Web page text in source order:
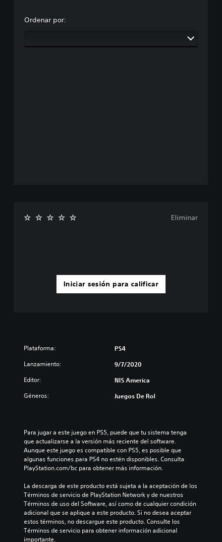
Ordenar por:
Iniciar sesión para calificar
Eliminar
Plataforma: PS4
Lanzamiento: 9/7/2020
Editor: NIS America
Géneros: Juegos De Rol
Para jugar a este juego en PS5, puede que tu sistema tenga
que actualizarse a la versión más reciente del software.
Aunque este juego es compatible con PS5, es posible que
algunas funciones para PS4 no estén disponibles. Consulta
PlayStation.com/bc para obtener más información.
La descarga de este producto está sujeta a la aceptación de los
Términos de servicio de PlayStation Network y de nuestros
Términos de uso del Software, así como de cualquier condición
adicional que se aplique a este producto. Si no desea aceptar
estos términos, no descargue este producto. Consulte los
Términos de servicio para obtener información adicional
importante.